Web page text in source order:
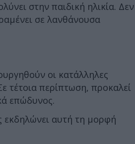
στην παιδική ηλικία. Δεν
σε λανθάνουσα
οι κατάλληλες
τέτοια περίπτωση, προκαλεί
επώδυνος.
εκδηλώνει αυτή τη μορφή